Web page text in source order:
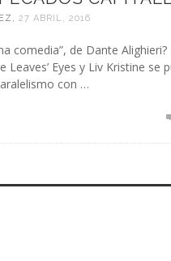
, 27 ABRIL, 2016
comedia”, de Dante Alighieri?
Leaves’ Eyes y Liv Kristine se
con …